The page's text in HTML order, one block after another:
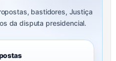
bastidores, Justiça
da disputa presidencial.